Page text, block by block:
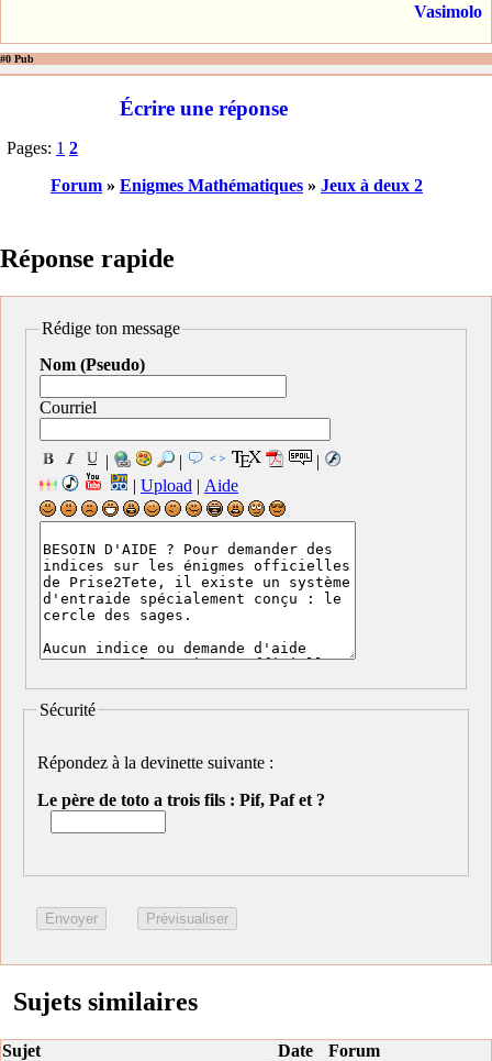
Vasimolo
#0 Pub
Écrire une réponse
Pages: 1 2
Forum » Enigmes Mathématiques » Jeux à deux 2
Réponse rapide
Rédige ton message
Nom (Pseudo)
Courriel
| |
|
| Upload | Aide
Sécurité
Répondez à la devinette suivante :
Le père de toto a trois fils : Pif, Paf et ?
Sujets similaires
Sujet Date
Forum